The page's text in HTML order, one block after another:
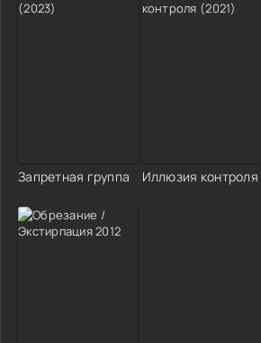
Запретная группа Иллюзия контроля